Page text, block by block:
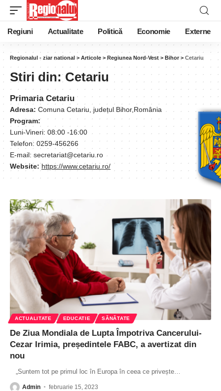
Regiuni Actualitate Politică Economie Externe
Regionalul - ziar national > Articole > Regiunea Nord-Vest > Bihor > Cetariu
Stiri din:Cetariu
Primaria Cetariu
Adresa: Comuna Cetariu, județul Bihor,România
Program:
Luni-Vineri: 08:00 -16:00
Telefon: 0259-456266
E-mail: secretariat@cetariu.ro
Website: https://www.cetariu.ro/
ACTUALITATE EDUCATIE SĂNĂTATE
De Ziua Mondiala de Lupta Împotriva Cancerului-
Cezar Irimia, președintele FABC, a avertizat din
nou
„Suntem tot pe primul loc în Europa în ceea ce privește
Admin februarie 15, 2023